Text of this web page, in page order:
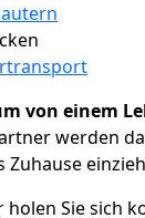
von einem
werden
Zuhause
holen Sie sich